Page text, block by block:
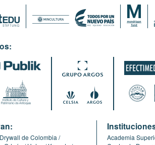
Drywall de Colombia
Academia